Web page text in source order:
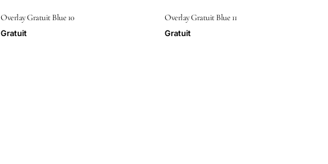
Overlay Gratuit Blue 10
Gratuit
Overlay Gratuit Blue 11
Gratuit